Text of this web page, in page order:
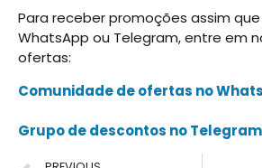
Para receber promoções assim
WhatsApp ou Telegram, entre em
ofertas:
Comunidade de ofertas no
Grupo de descontos no Telegram